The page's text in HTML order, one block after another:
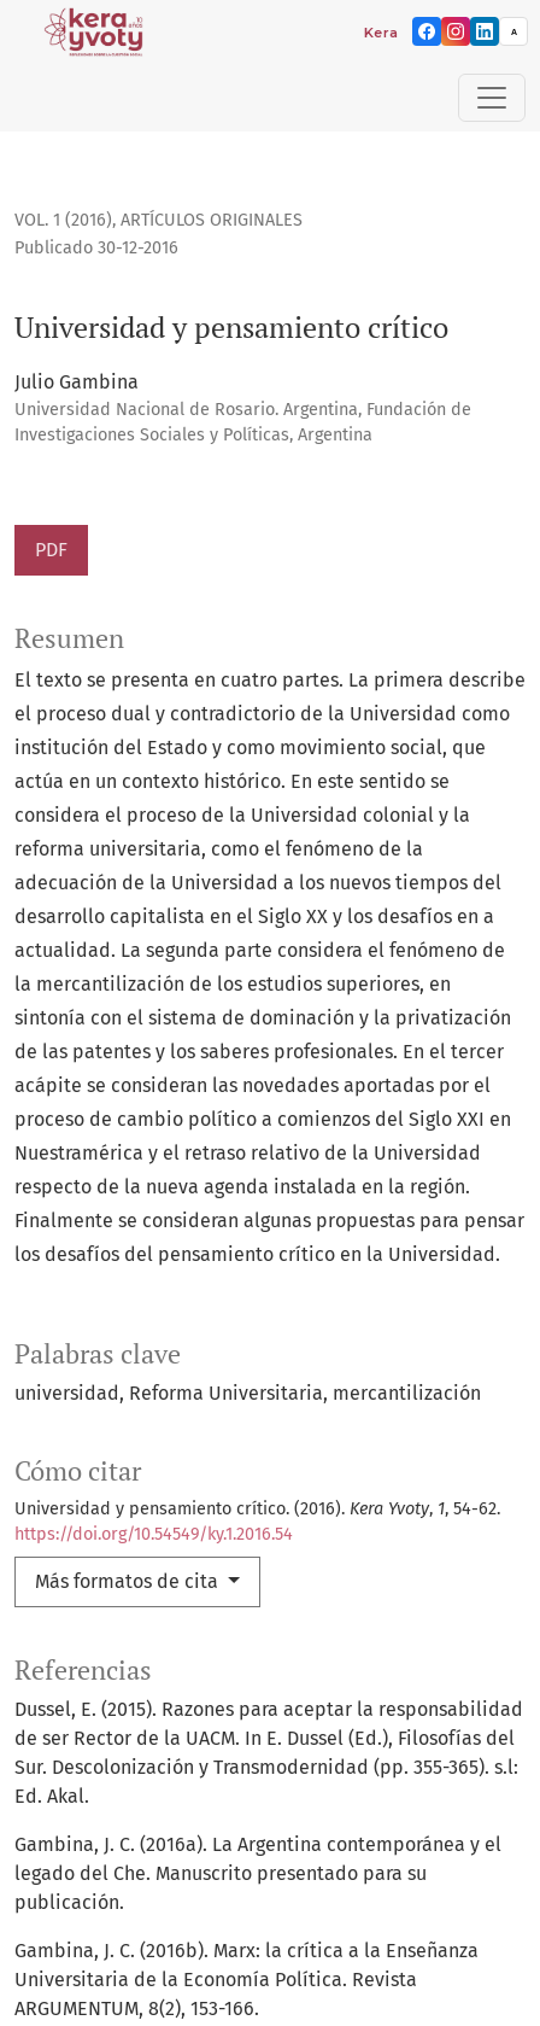
Kera yvoty: reflexiones
A
VOL. 1 (2016), ARTÍCULOS ORIGINALES
Universidad y pensamiento crítico
Publicado 30-12-2016
Julio Gambina
Universidad Nacional de Rosario. Argentina, Fundación de
Investigaciones Sociales y Políticas, Argentina
PDF
Palabras clave
universidad Reforma Universitaria mercantilización
Cómo citar
Universidad y pensamiento crítico. (2016). Kera Yvoty, 1, 54-62.
https://doi.org/10.54549/ky.1.2016.54
Más formatos de cita
Resumen
El texto se presenta en cuatro partes. La primera describe
el proceso dual y contradictorio de la Universidad como
institución del Estado y como movimiento social, que
actúa en un contexto histórico. En este sentido se
considera el proceso de la Universidad colonial y la
reforma universitaria, como el fenómeno de la
adecuación de la Universidad a los nuevos tiempos del
desarrollo capitalista en el Siglo XX y los desafíos en a
actualidad. La segunda parte considera el fenómeno de
la mercantilización de los estudios superiores, en
sintonía con el sistema de dominación y la privatización
de las patentes y los saberes profesionales. En el tercer
acápite se consideran las novedades aportadas por el
proceso de cambio político a comienzos del Siglo XXI en
Nuestramérica y el retraso relativo de la Universidad
respecto de la nueva agenda instalada en la región.
Finalmente se consideran algunas propuestas para pensar
los desafíos del pensamiento crítico en la Universidad.
Referencias
Dussel, E. (2015). Razones para aceptar la responsabilidad
de ser Rector de la UACM. In E. Dussel (Ed.), Filosofías del
Sur. Descolonización y Transmodernidad (pp. 355-365). s.l:
Ed. Akal.
Gambina, J. C. (2016a). La Argentina contemporánea y el
legado del Che. Manuscrito presentado para su
publicación.
Gambina, J. C. (2016b). Marx: la crítica a la Enseñanza
Universitaria de la Economía Política. Revista
ARGUMENTUM, 8(2), 153-166.